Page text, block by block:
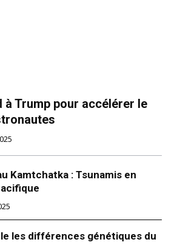
à Trump pour accélérer le
Kamtchatka : Tsunamis en
les différences génétiques du